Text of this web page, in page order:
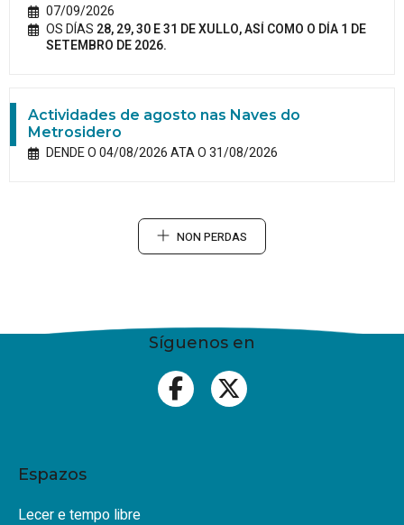
07/09/2026
OS DÍAS 28, 29, 30 E 31 DE XULLO, ASÍ COMO O DÍA 1 DE
SETEMBRO DE 2026.
Actividades de agosto nas Naves do
Metrosidero
DENDE O 04/08/2026 ATA O 31/08/2026
NON PERDAS
Síguenos en
Espazos
Lecer e tempo libre